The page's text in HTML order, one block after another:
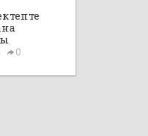
0